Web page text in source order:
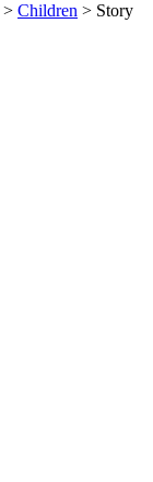
> Children > Story